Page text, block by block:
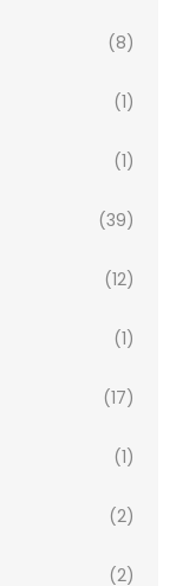
(8)
(1)
(1)
(39)
(12)
(1)
(17)
(1)
(2)
(2)